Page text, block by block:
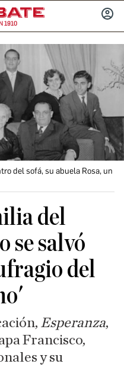
1910
del sofá, su abuela Rosa, un
del
se salvó
del
Esperanza,
Francisco,
y su